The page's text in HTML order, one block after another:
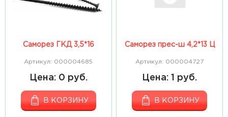
Саморез ГКД 3,5*16
Артикул: 000004685
Цена: 0 руб.
В КОРЗИНУ
Саморез прес-ш 4,2*13 Ц
Артикул: 000004727
Цена: 1 руб.
В КОРЗИНУ